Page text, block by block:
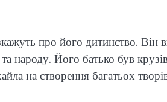
про його дитинство. Він
народу. Його батько був
на створення багатьох